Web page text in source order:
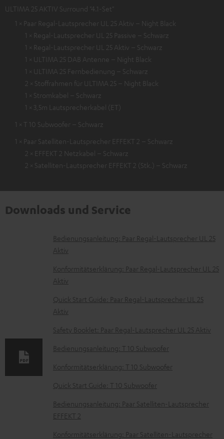
ULTIMA 25 AKTIV Surround "4.1-Set"
1 × Paar Regal-Lautsprecher UL 25 Aktiv – Night Black
1 × Regal-Lautsprecher UL 25 Passive – Schwarz
1 × Regal-Lautsprecher UL 25 Aktiv – Schwarz
1 × ULTIMA 25 DAB Antenne – Night Black
1 × ULTIMA 25 Fernbedienung – Schwarz
2 × Stoffrahmen für ULTIMA 25 – Night Black
1 × Stromkabel – Schwarz
1 × 3,5m Lautsprecherkabel (ET)
1 × T 10 Subwoofer – Schwarz
1 × Paar Satelliten-Lautsprecher EFFEKT 2 – Schwarz
2 × EFFEKT 2 Netzkabel – Schwarz
2 × Satelliten-Lautsprecher EFFEKT 2 (Stk.) – Schwarz
Downloads und Service
D
o
k
u
m
e
n
t
z
u
m
H
e
Bedienungsanleitung: Paar Regal-Lautsprecher UL 25
Aktiv
Konformitätserklärung: Paar Regal-Lautsprecher UL 25
Aktiv
Quick Start Guide: Paar Regal-Lautsprecher UL 25
Aktiv
Safety Booklet: Paar Regal-Lautsprecher UL 25 Aktiv
Bedienungsanleitung: T 10 Subwoofer
Konformitätserklärung: T 10 Subwoofer
Quick Start Guide: T 10 Subwoofer
Bedienungsanleitung: Paar Satelliten-Lautsprecher
EFFEKT 2
Konformitätserklärung: Paar Satelliten-Lautsprecher